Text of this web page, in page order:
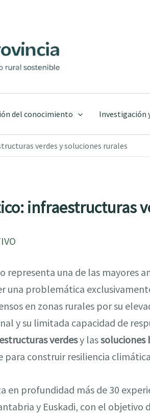
del conocimiento Investigación
verdes y soluciones rurales
infraestructuras
representa una de las mayores
una problemática
en zonas rurales por su
y su limitada capacidad de
verdesy lassoluciones
para construir resiliencia
en profundidad más de 30
y Euskadi, con el